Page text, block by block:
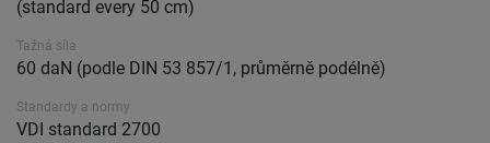
(standard every 50 cm)
Tažná síla
60 daN (podle DIN 53 857/1, průměrně podélně)
Standardy a normy
VDI standard 2700